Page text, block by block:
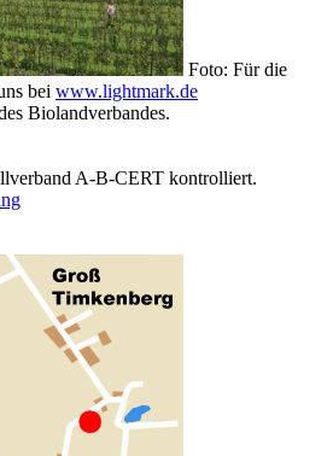
Foto: Für die
bei www.lightmark.de
Biolandverbandes.
A-B-CERT kontrolliert.